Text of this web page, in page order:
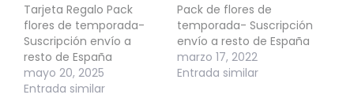
Tarjeta Regalo Pack
flores de temporada-
Suscripción envío a
resto de España
mayo 20, 2025
Entrada similar
Pack de flores de
temporada- Suscripción
envío a resto de España
marzo 17, 2022
Entrada similar